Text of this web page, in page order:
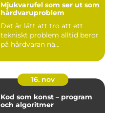
Mjukvarufel som ser ut som
hårdvaruproblem
Det är lätt att tro att ett
tekniskt problem alltid beror
på hårdvaran nä...
16. nov
Kod som konst – program
och algoritmer